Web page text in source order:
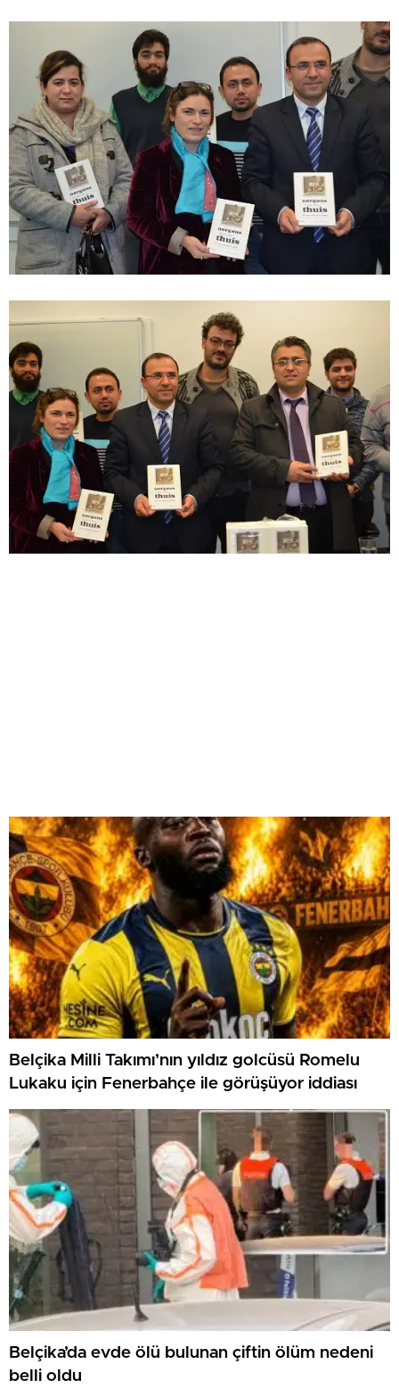
Belçika Milli Takımı’nın yıldız golcüsü Romelu
Lukaku için Fenerbahçe ile görüşüyor iddiası
Belçika’da evde ölü bulunan çiftin ölüm nedeni
belli oldu